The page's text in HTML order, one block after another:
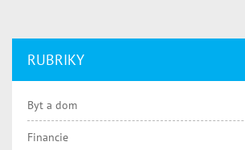
RUBRIKY
Byt a dom
Financie